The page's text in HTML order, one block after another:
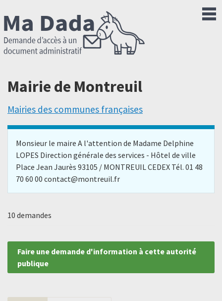
Mairie de Montreuil
Mairies des communes françaises
Monsieur le maire A l'attention de Madame Delphine
LOPES Direction générale des services - Hôtel de ville
Place Jean Jaurès 93105 / MONTREUIL CEDEX Tél. 01 48
70 60 00 contact@montreuil.fr
10 demandes
Faire une demande d'information à cette autorité
publique